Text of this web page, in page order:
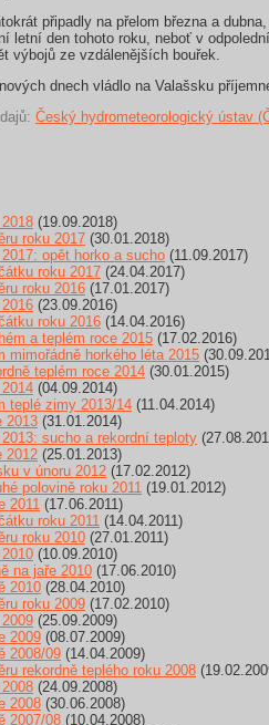
připadly na přelom března a
letní den tohoto roku, neboť v
výbojů ze vzdálenějších bouřek.
dnech vládlo na Valašsku
Český hydrometeorologický ústav
(19.09.2018)
roku 2017 (30.01.2018)
opět horko a sucho (11.09.2017)
roku 2017 (24.04.2017)
roku 2016 (17.01.2017)
(23.09.2016)
roku 2016 (14.04.2016)
a teplém roce 2015 (17.02.2016)
mimořádně horkého léta 2015
teplém roce 2014 (30.01.2015)
(04.09.2014)
teplé zimy 2013/14 (11.04.2014)
2013 (31.01.2014)
sucho a rekordní teploty
2012 (25.01.2013)
v únoru 2012 (17.02.2012)
polovině roku 2011 (19.01.2012)
2011 (17.06.2011)
roku 2011 (14.04.2011)
roku 2010 (27.01.2011)
(10.09.2010)
na jaře 2010 (17.06.2010)
2010 (28.04.2010)
roku 2009 (17.02.2010)
(25.09.2009)
2009 (08.07.2009)
2008/09 (14.04.2009)
rekordně teplého roku 2008
(24.09.2008)
2008 (30.06.2008)
2007/08 (10.04.2008)